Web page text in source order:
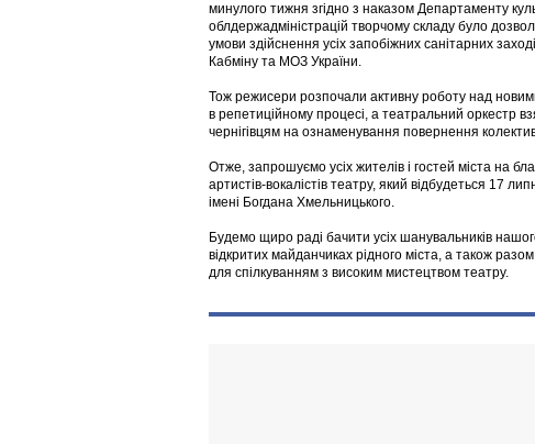
минулого тижня згідно з наказом Департаменту
облдержадміністрацій творчому складу було
умови здійснення усіх запобіжних санітарних
Кабміну та МОЗ України.
Тож режисери розпочали активну роботу над
в репетиційному процесі, а театральний оркестр
чернігівцям на ознаменування повернення
Отже, запрошуємо усіх жителів і гостей міста на
артистів-вокалістів театру, який відбудеться 17
імені Богдана Хмельницького.
Будемо щиро раді бачити усіх шанувальників
відкритих майданчиках рідного міста, а також
для спілкуванням з високим мистецтвом театру.